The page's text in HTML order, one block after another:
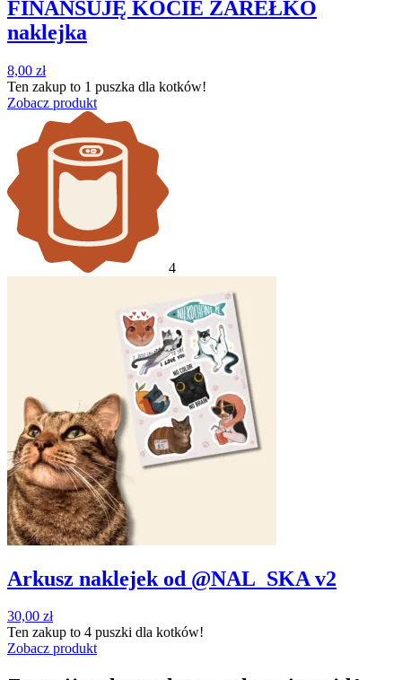
FINANSUJĘ KOCIE ŻAREŁKO
naklejka
8,00 zł
Ten zakup to 1 puszka dla kotków!
Zobacz produkt
4
Arkusz naklejek od @NAL_SKA v2
30,00 zł
Ten zakup to 4 puszki dla kotków!
Zobacz produkt